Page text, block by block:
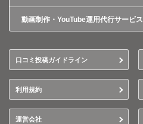
動画制作・YouTube運用代行サービ
口コミ投稿ガイドライン
利用規約
運営会社